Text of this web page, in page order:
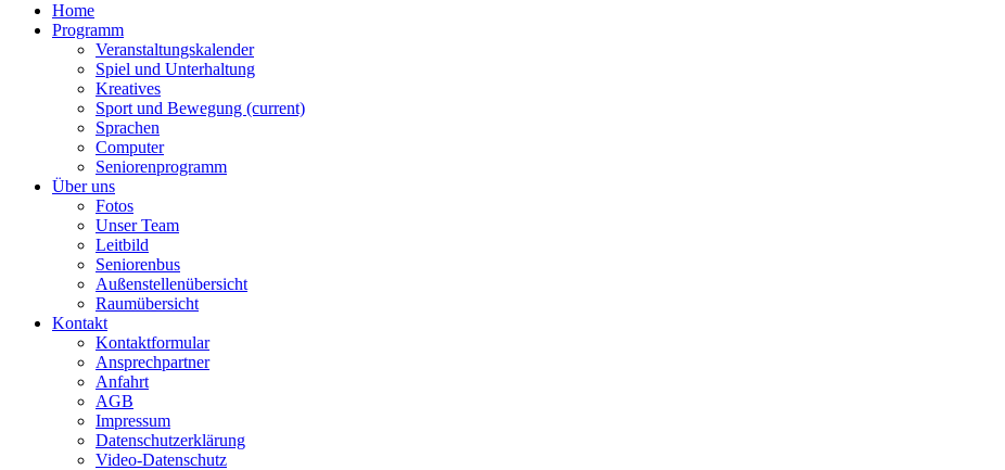
Home
Programm
Veranstaltungskalender
Spiel und Unterhaltung
Kreatives
Sport und Bewegung (current)
Sprachen
Computer
Seniorenprogramm
Über uns
Fotos
Unser Team
Leitbild
Seniorenbus
Außenstellenübersicht
Raumübersicht
Kontakt
Kontaktformular
Ansprechpartner
Anfahrt
AGB
Impressum
Datenschutzerklärung
Video-Datenschutz